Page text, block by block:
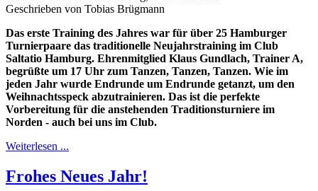
Geschrieben von Tobias Brügmann
Das erste Training des Jahres war für über 25 Hamburger
Turnierpaare das traditionelle Neujahrstraining im Club
Saltatio Hamburg. Ehrenmitglied Klaus Gundlach, Trainer A,
begrüßte um 17 Uhr zum Tanzen, Tanzen, Tanzen. Wie im
jeden Jahr wurde Endrunde um Endrunde getanzt, um den
Weihnachtsspeck abzutrainieren. Das ist die perfekte
Vorbereitung für die anstehenden Traditionsturniere im
Norden - auch bei uns im Club.
Weiterlesen ...
Frohes Neues Jahr!